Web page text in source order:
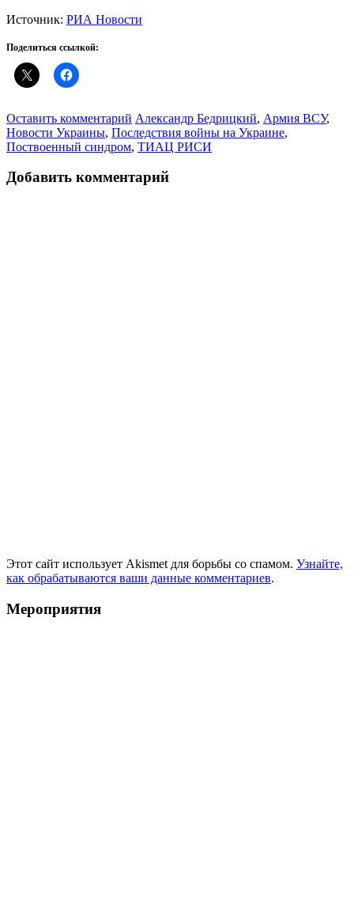
Источник: РИА Новости
Поделиться ссылкой:
Оставить комментарий Александр Бедрицкий, Армия ВСУ,
Новости Украины, Последствия войны на Украине,
Поствоенный синдром, ТИАЦ РИСИ
Добавить комментарий
Этот сайт использует Akismet для борьбы со спамом. Узнайте,
как обрабатываются ваши данные комментариев.
Мероприятия